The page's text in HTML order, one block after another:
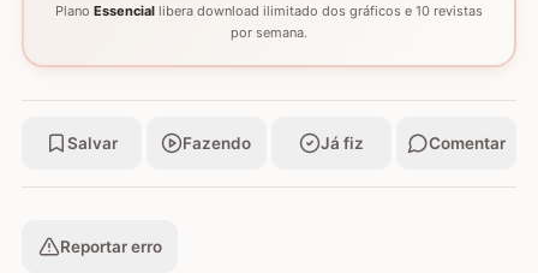
Plano Essencial libera download ilimitado dos gráficos e 10 revistas
por semana.
Salvar Fazendo Já fiz Comentar
Reportar erro